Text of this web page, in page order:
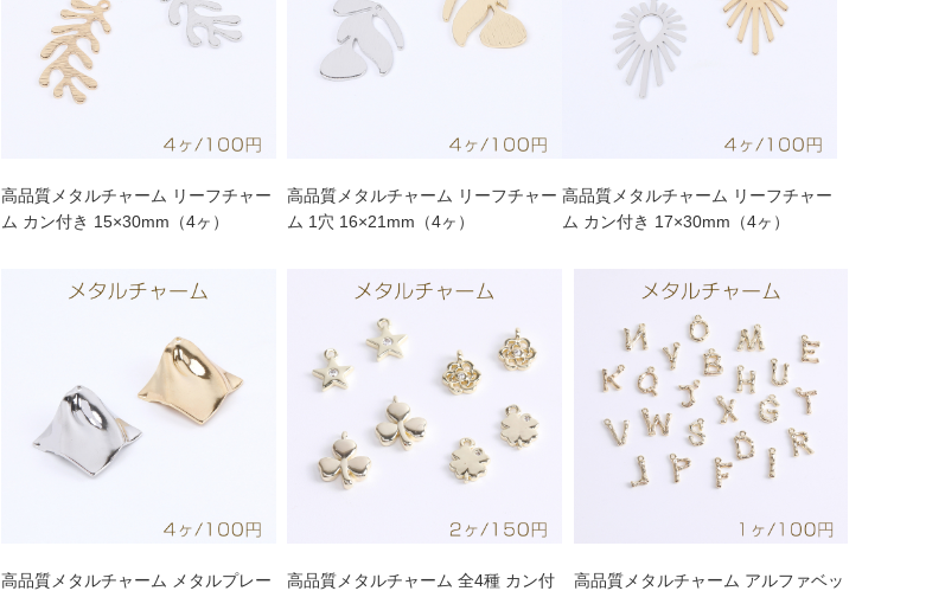
高品質メタルチャーム リーフチャー
ム カン付き 15×30mm（4ヶ）
高品質メタルチャーム リーフチャー
ム 1穴 16×21mm（4ヶ）
高品質メタルチャーム リーフチャー
ム カン付き 17×30mm（4ヶ）
高品質メタルチャーム メタルプレー 高品質メタルチャーム 全4種 カン付 高品質メタルチャーム アルファベッ